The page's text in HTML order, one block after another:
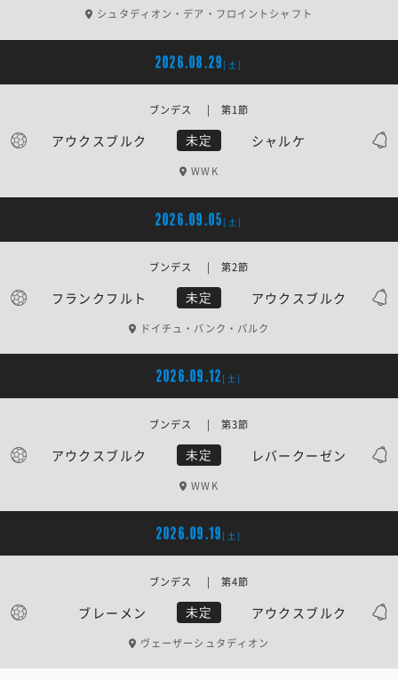
シュタディオン・デア・フロイントシャフト
2026.08.29 [土]
アウクスブルク 未定 シャルケ
ブンデス | 第1節
WWK
2026.09.05 [土]
フランクフルト 未定 アウクスブルク
ブンデス | 第2節
ドイチュ・バンク・パルク
2026.09.12 [土]
アウクスブルク 未定 レバークーゼン
ブンデス | 第3節
WWK
2026.09.19 [土]
ブレーメン 未定 アウクスブルク
ブンデス | 第4節
ヴェーザーシュタディオン